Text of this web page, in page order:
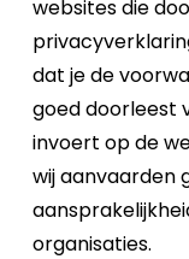
websites die
dat je de
goed doorleest
invoert op de
wij aanvaarden
organisaties.